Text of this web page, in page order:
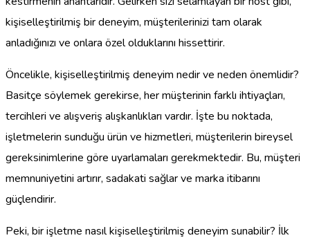
kişiselleştirilmiş bir deneyim, müşterilerinizi tam olarak
anladığınızı ve onlara özel olduklarını hissettirir.
Öncelikle, kişiselleştirilmiş deneyim nedir ve neden önemlidir?
Basitçe söylemek gerekirse, her müşterinin farklı ihtiyaçları,
tercihleri ve alışveriş alışkanlıkları vardır. İşte bu noktada,
işletmelerin sunduğu ürün ve hizmetleri, müşterilerin bireysel
gereksinimlerine göre uyarlamaları gerekmektedir. Bu, müşteri
memnuniyetini artırır, sadakati sağlar ve marka itibarını
güçlendirir.
Peki, bir işletme nasıl kişiselleştirilmiş deneyim sunabilir? İlk